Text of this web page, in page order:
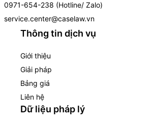
0971-654-238 (Hotline/ Zalo)
service.center@caselaw.vn
Thông tin dịch vụ
Giới thiệu
Giải pháp
Bảng giá
Liên hệ
Dữ liệu pháp lý